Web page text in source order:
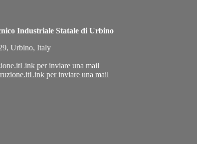
Industriale Statale di Urbino
Urbino, Italy
Link per inviare una mail
Link per inviare una mail